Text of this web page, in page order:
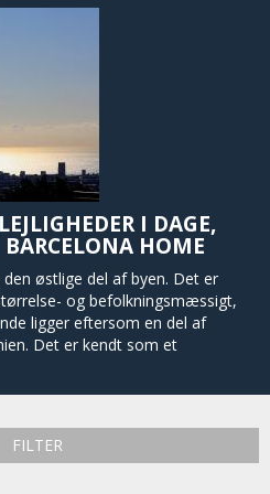
I DAGE,
HOME
østlige del af byen. Det er
og befolkningsmæssigt,
ligger eftersom en del af
Det er kendt som et
butiksområder, parker
vand fra Montcada til
FILTER